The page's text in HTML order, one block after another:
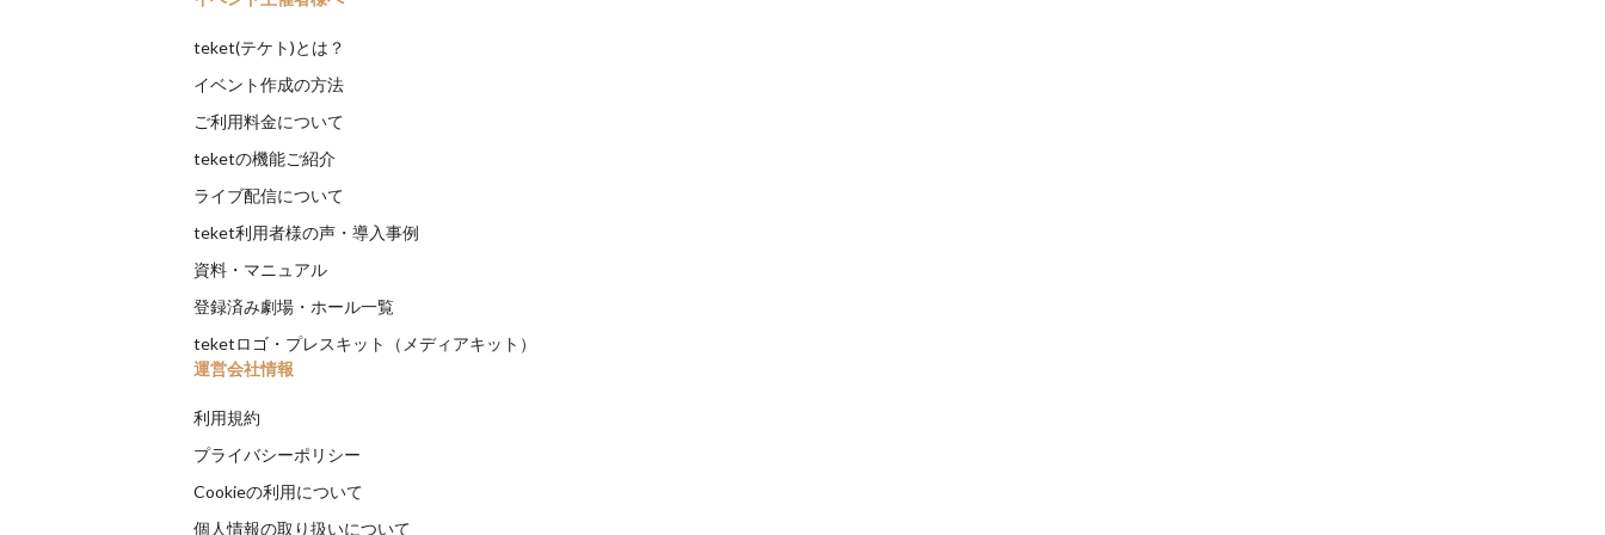
teket(テケト)とは？
イベント作成の方法
ご利用料金について
teketの機能ご紹介
ライブ配信について
teket利用者様の声・導入事例
資料・マニュアル
登録済み劇場・ホール一覧
teketロゴ・プレスキット（メディアキット）
運営会社情報
利用規約
プライバシーポリシー
Cookieの利用について
個人情報の取り扱いについて